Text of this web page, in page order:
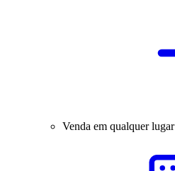
Venda em qualquer lugar